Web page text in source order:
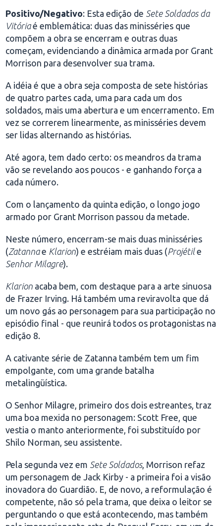
Positivo/Negativo: Esta edição de Sete Soldados da
Vitóriaé emblemática: duas das minisséries que
compõem a obra se encerram e outras duas
começam, evidenciando a dinâmica armada por Grant
Morrison para desenvolver sua trama.
A idéia é que a obra seja composta de sete histórias
de quatro partes cada, uma para cada um dos
soldados, mais uma abertura e um encerramento. Em
vez se correrem linearmente, as minisséries devem
ser lidas alternando as histórias.
Até agora, tem dado certo: os meandros da trama
vão se revelando aos poucos - e ganhando força a
cada número.
Com o lançamento da quinta edição, o longo jogo
armado por Grant Morrison passou da metade.
Neste número, encerram-se mais duas minisséries
(Zatannae Klarion) e estréiam mais duas (Projétile
Senhor Milagre).
Klarion acaba bem, com destaque para a arte sinuosa
de Frazer Irving. Há também uma reviravolta que dá
um novo gás ao personagem para sua participação no
episódio final - que reunirá todos os protagonistas na
edição 8.
A cativante série de Zatanna também tem um fim
empolgante, com uma grande batalha
metalingüística.
O Senhor Milagre, primeiro dos dois estreantes, traz
uma boa mexida no personagem: Scott Free, que
vestia o manto anteriormente, foi substituído por
Shilo Norman, seu assistente.
Pela segunda vez em Sete Soldados, Morrison refaz
um personagem de Jack Kirby - a primeira foi a visão
inovadora do Guardião. E, de novo, a reformulação é
competente, não só pela trama, que deixa o leitor se
perguntando o que está acontecendo, mas também